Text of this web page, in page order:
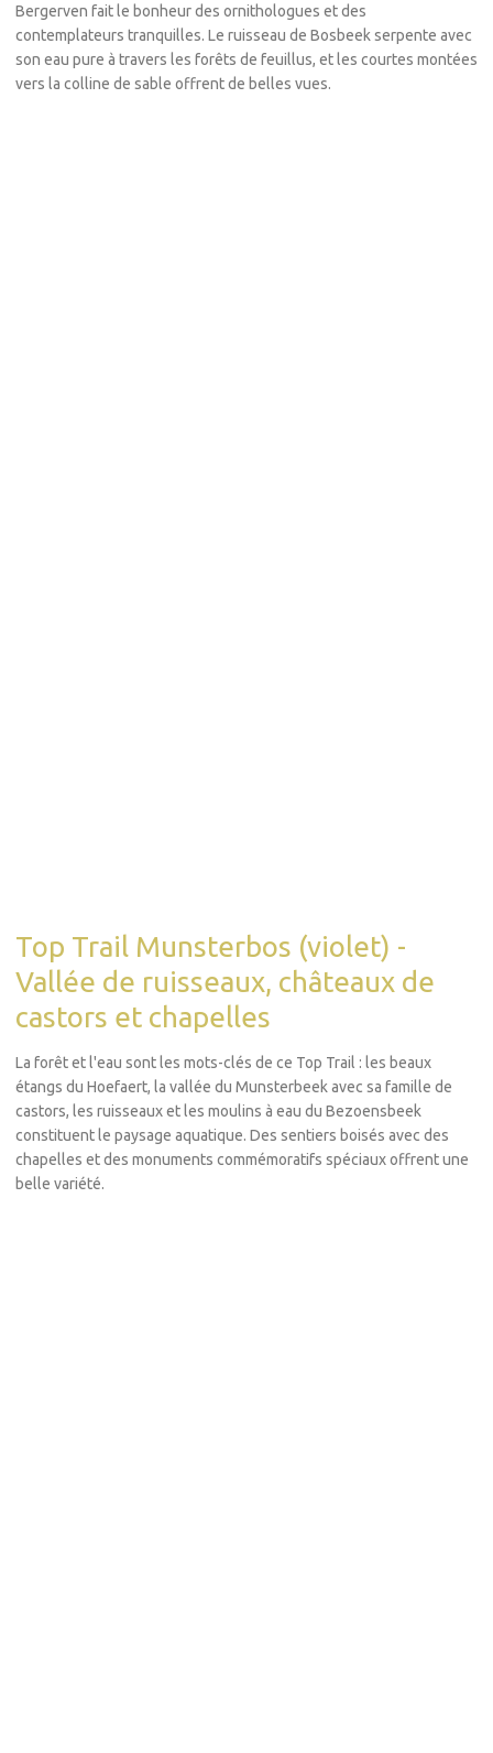
Bergerven fait le bonheur des ornithologues et des
contemplateurs tranquilles. Le ruisseau de Bosbeek serpente avec
son eau pure à travers les forêts de feuillus, et les courtes montées
vers la colline de sable offrent de belles vues.
Top Trail Munsterbos (violet) -
Vallée de ruisseaux, châteaux de
castors et chapelles
La forêt et l'eau sont les mots-clés de ce Top Trail : les beaux
étangs du Hoefaert, la vallée du Munsterbeek avec sa famille de
castors, les ruisseaux et les moulins à eau du Bezoensbeek
constituent le paysage aquatique. Des sentiers boisés avec des
chapelles et des monuments commémoratifs spéciaux offrent une
belle variété.